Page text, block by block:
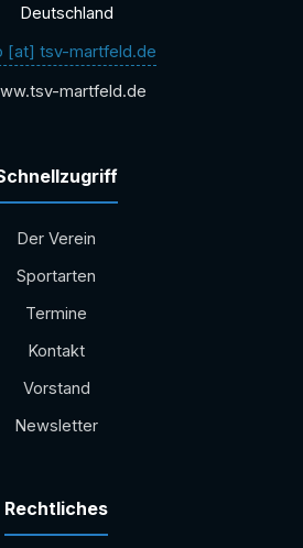
Deutschland
[at] tsv-martfeld.de
martfeld.de
Der Verein
Sportarten
Termine
Kontakt
Vorstand
Newsletter
Rechtliches